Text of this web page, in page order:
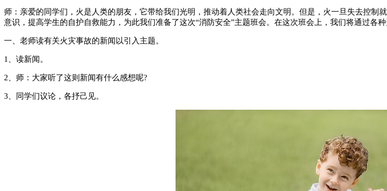
师：亲爱的同学们，火是人类的朋友，它带给我们光明，推动着人类社会走向文明。但是，火一旦失去控
意识，提高学生的自护自救能力，为此我们准备了这次“消防安全”主题班会。在这次班会上，我们将通过各
一、老师读有关火灾事故的新闻以引入主题。
1、读新闻。
2、师：大家听了这则新闻有什么感想呢?
3、同学们议论，各抒己见。